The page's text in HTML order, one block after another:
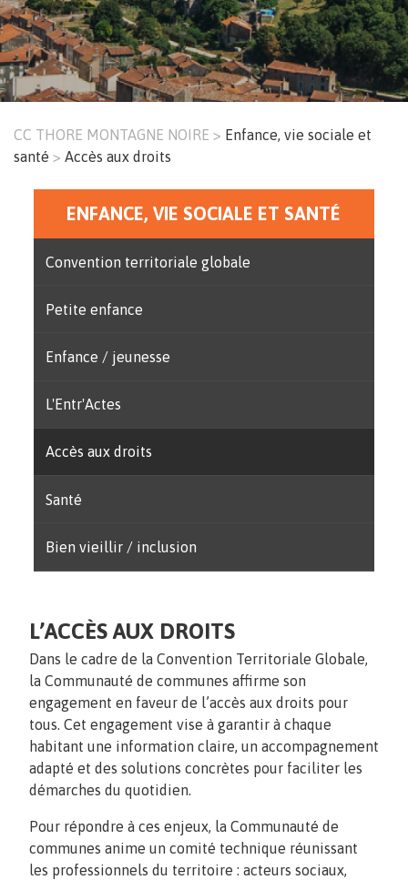
Fil
d'Ariane
CC THORE MONTAGNE NOIRE
Enfance, vie sociale et
santé
Accès aux droits
Menu
principal
ENFANCE, VIE SOCIALE ET SANTÉ
Convention territoriale globale
Petite enfance
Enfance / jeunesse
L'Entr'Actes
Accès aux droits
Santé
Bien vieillir / inclusion
L’ACCÈS AUX DROITS
Dans le cadre de la Convention Territoriale Globale,
la Communauté de communes affirme son
engagement en faveur de l’accès aux droits pour
tous. Cet engagement vise à garantir à chaque
habitant une information claire, un accompagnement
adapté et des solutions concrètes pour faciliter les
démarches du quotidien.
Pour répondre à ces enjeux, la Communauté de
communes anime un comité technique réunissant
les professionnels du territoire : acteurs sociaux,